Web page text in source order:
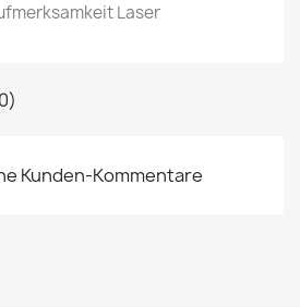
Laser
Kunden-Kommentare